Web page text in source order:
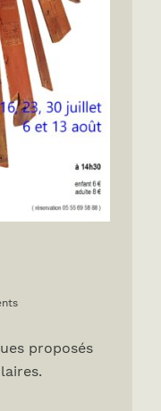
proposés